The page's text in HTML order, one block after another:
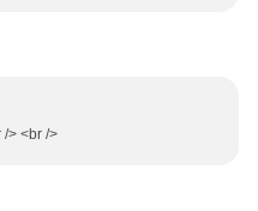
/> <br />